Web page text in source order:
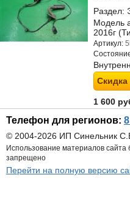
Раздел:
Модель
2016г
Артикул:
Скидка
1 600
Телефон для регионов:
© 2004-2026 ИП Синельник
Использование материалов сайта
запрещено
Перейти на полную версию